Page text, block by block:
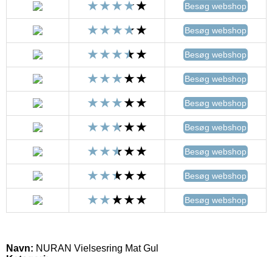
Besøg webshop
Besøg webshop
Besøg webshop
Besøg webshop
Besøg webshop
Besøg webshop
Besøg webshop
Besøg webshop
Besøg webshop
Navn: NURAN Vielsesring Mat Gul